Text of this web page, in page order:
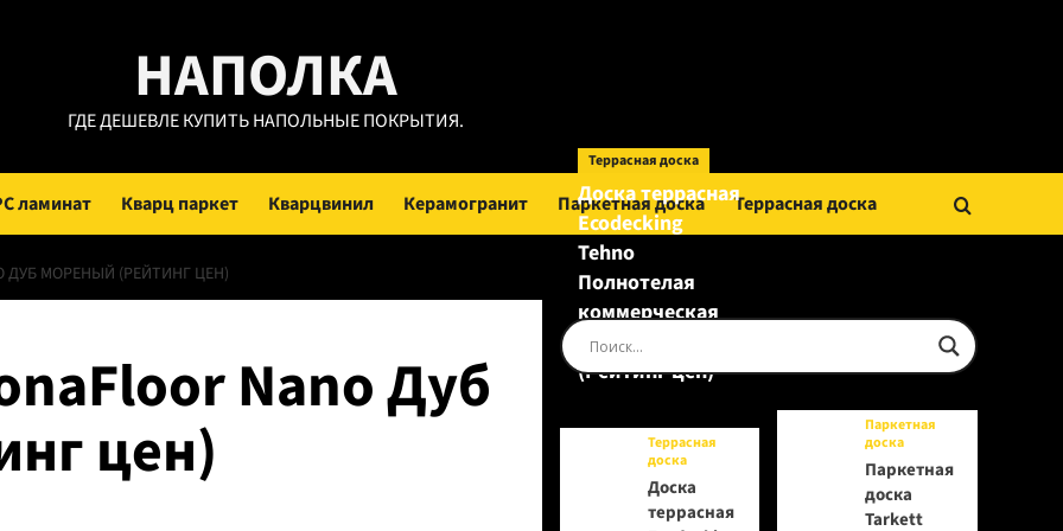
НАПОЛКА
ГДЕ ДЕШЕВЛЕ КУПИТЬ НАПОЛЬНЫЕ ПОКРЫТИЯ.
ламинат Кварц паркет Кварцвинил Керамогранит Паркетная доска Террасная доска
ДУБ МОРЕНЫЙ (РЕЙТИНГ ЦЕН)
Nano Дуб
цен)
Террасная доска
Доска террасная
Ecodecking
Tehno
Полнотелая
коммерческая
Шоколад
(Рейтинг цен)
Террасная
доска
Доска
террасная
Паркетная
доска
Паркетная
доска
Tarkett